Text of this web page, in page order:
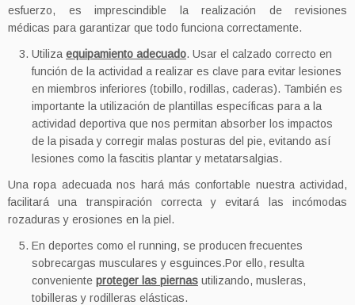
esfuerzo, es imprescindible la realización de revisiones
médicas para garantizar que todo funciona correctamente.
Utiliza equipamiento adecuado. Usar el calzado correcto en
función de la actividad a realizar es clave para evitar lesiones
en miembros inferiores (tobillo, rodillas, caderas). También es
importante la utilización de plantillas específicas para a la
actividad deportiva que nos permitan absorber los impactos
de la pisada y corregir malas posturas del pie, evitando así
lesiones como la fascitis plantar y metatarsalgias.
Una ropa adecuada nos hará más confortable nuestra actividad,
facilitará una transpiración correcta y evitará las incómodas
rozaduras y erosiones en la piel.
En deportes como el running, se producen frecuentes
sobrecargas musculares y esguinces.Por ello, resulta
conveniente proteger las piernas utilizando, musleras,
tobilleras y rodilleras elásticas.